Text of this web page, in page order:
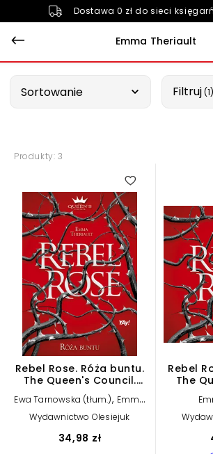
Dostawa 0 zł do sieci księgarń
Emma Theriault
Sortowanie Filtruj (1)
Produkty: 3
5.00
Rebel Rose. Róża buntu.
The Queen's Council.
Tom 1
Ewa Tarnowska (tłum.), Emma
Theriault
Wydawnictwo Olesiejuk
34,98 zł
Rebel
The